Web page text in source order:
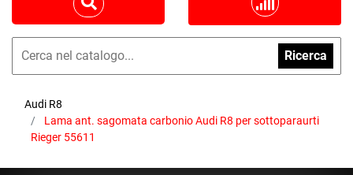
Ricerca
Audi R8
Lama ant. sagomata carbonio Audi R8 per sottoparaurti
Rieger 55611